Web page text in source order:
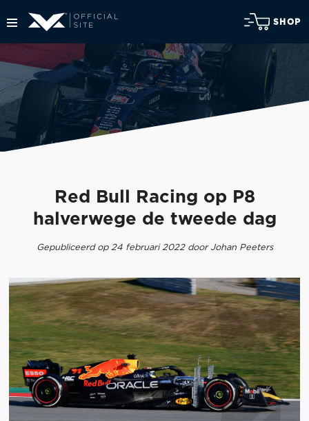
SHOP
Red Bull Racing op P8
halverwege de tweede dag
Gepubliceerd op 24 februari 2022 door Johan Peeters